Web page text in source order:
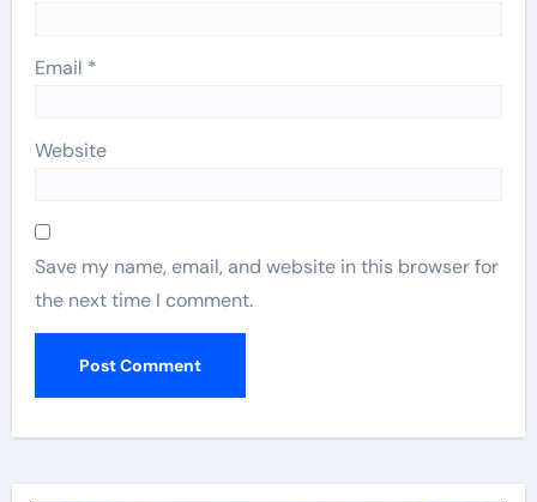
Email *
Website
Save my name, email, and website in this browser for
the next time I comment.